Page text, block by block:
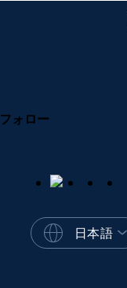
フォロー
日本語